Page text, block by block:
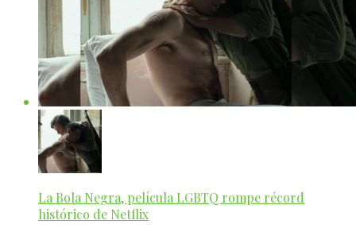
La Bola Negra, película LGBTQ rompe récord
histórico de Netflix